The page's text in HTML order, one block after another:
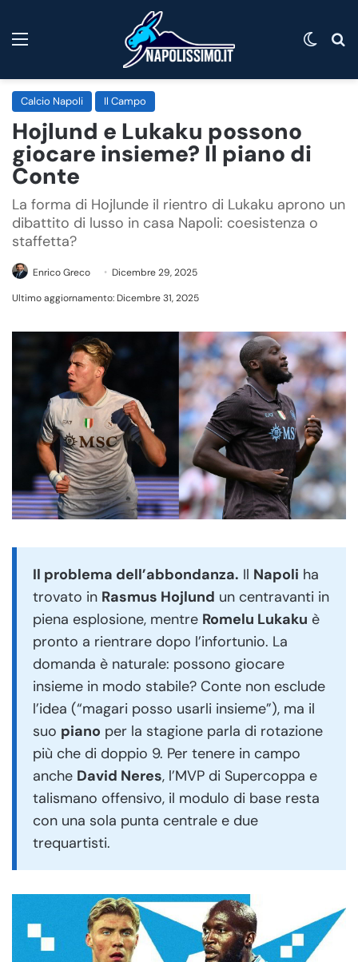
Calcio Napoli Il Campo
Hojlund e Lukaku possono
giocare insieme? Il piano di
Conte
La forma di Hojlunde il rientro di Lukaku aprono un
dibattito di lusso in casa Napoli: coesistenza o
staffetta?
Enrico Greco
Dicembre 29, 2025
Ultimo aggiornamento: Dicembre 31, 2025
Il problema dell’abbondanza. Il Napoli ha
trovato in Rasmus Hojlund un centravanti in
piena esplosione, mentre Romelu Lukaku è
pronto a rientrare dopo l’infortunio. La
domanda è naturale: possono giocare
insieme in modo stabile? Conte non esclude
l’idea (“magari posso usarli insieme”), ma il
suo piano per la stagione parla di rotazione
più che di doppio 9. Per tenere in campo
anche David Neres, l’MVP di Supercoppa e
talismano offensivo, il modulo di base resta
con una sola punta centrale e due
trequartisti.